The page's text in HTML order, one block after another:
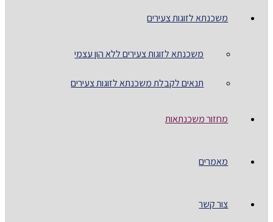
משכנתא לזוגות צעירים
משכנתא לזוגות צעירים ללא הון עצמי
תנאים לקבלת משכנתא לזוגות צעירים
מחזור משכנתאות
מאמרים
צור קשר